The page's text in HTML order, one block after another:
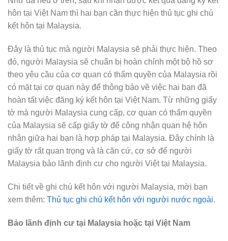
hôn tại Việt Nam thì hai bạn cần thực hiện thủ tục ghi chú
kết hôn tại Malaysia.
Đây là thủ tục mà người Malaysia sẽ phải thực hiện. Theo
đó, người Malaysia sẽ chuẩn bị hoàn chỉnh một bộ hồ sơ
theo yêu cầu của cơ quan có thẩm quyền của Malaysia rồi
có mặt tại cơ quan này để thông báo về việc hai bạn đã
hoàn tất việc đăng ký kết hôn tại Việt Nam. Từ những giấy
tờ mà người Malaysia cung cấp, cơ quan có thẩm quyền
của Malaysia sẽ cấp giấy tờ để công nhận quan hệ hôn
nhân giữa hai bạn là hợp pháp tại Malaysia. Đây chính là
giấy tờ rất quan trọng và là căn cứ, cơ sở để người
Malaysia bảo lãnh định cư cho người Việt tại Malaysia.
Chi tiết về ghi chú kết hôn với người Malaysia, mời bạn
xem thêm: Thủ tục ghi chú kết hôn với người nước ngoài.
Bảo lãnh định cư tại Malaysia hoặc tại Việt Nam